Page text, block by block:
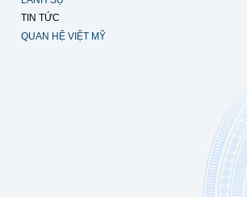
TIN TỨC
QUAN HỆ VIỆT MỸ